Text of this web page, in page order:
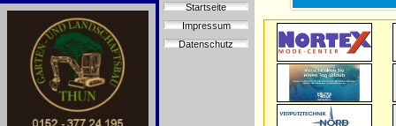
Startseite
Impressum
Datenschutz